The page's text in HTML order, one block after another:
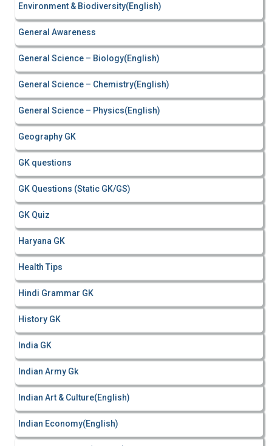
Environment & Biodiversity(English)
General Awareness
General Science – Biology(English)
General Science – Chemistry(English)
General Science – Physics(English)
Geography GK
GK questions
GK Questions (Static GK/GS)
GK Quiz
Haryana GK
Health Tips
Hindi Grammar GK
History GK
India GK
Indian Army Gk
Indian Art & Culture(English)
Indian Economy(English)